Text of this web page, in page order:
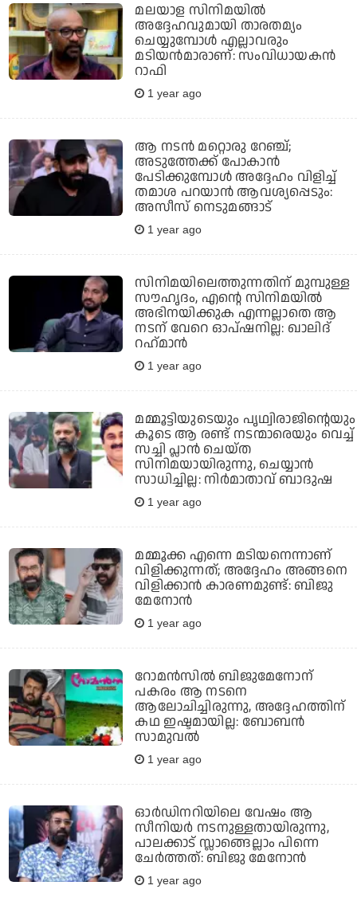
മലയാള സിനിമയിൽ
അദ്ദേഹവുമായി താരതമ്യം
ചെയ്യുമ്പോൾ എല്ലാവരും
മടിയൻമാരാണ്: സംവിധായകൻ
റാഫി
1 year ago
ആ നടന്‍ മറ്റൊരു റേഞ്ച്;
അടുത്തേക്ക് പോകാന്‍
പേടിക്കുമ്പോള്‍ അദ്ദേഹം വിളിച്ച്
തമാശ പറയാന്‍ ആവശ്യപ്പെടും:
അസീസ് നെടുമങ്ങാട്
1 year ago
സിനിമയിലെത്തുന്നതിന് മുമ്പുള്ള
സൗഹൃദം, എന്റെ സിനിമയില്‍
അഭിനയിക്കുക എന്നല്ലാതെ ആ
നടന് വേറെ ഓപ്ഷനില്ല: ഖാലിദ്
റഹ്‌മാന്‍
1 year ago
മമ്മൂട്ടിയുടെയും പൃഥ്വിരാജിന്റെയും
കൂടെ ആ രണ്ട് നടന്മാരെയും വെച്ച്
സച്ചി പ്ലാന്‍ ചെയ്ത
സിനിമയായിരുന്നു, ചെയ്യാന്‍
സാധിച്ചില്ല: നിര്‍മാതാവ് ബാദുഷ
1 year ago
മമ്മൂക്ക എന്നെ മടിയനെന്നാണ്
വിളിക്കുന്നത്; അദ്ദേഹം അങ്ങനെ
വിളിക്കാന്‍ കാരണമുണ്ട്: ബിജു
മേനോന്‍
1 year ago
റോമന്‍സില്‍ ബിജുമേനോന്
പകരം ആ നടനെ
ആലോചിച്ചിരുന്നു, അദ്ദേഹത്തിന്
കഥ ഇഷ്ടമായില്ല: ബോബന്‍
സാമുവല്‍
1 year ago
ഓർഡിനറിയിലെ വേഷം ആ
സീനിയർ നടനുള്ളതായിരുന്നു,
പാലക്കാട് സ്ലാങ്ങെല്ലാം പിന്നെ
ചേർത്തത്: ബിജു മേനോൻ
1 year ago